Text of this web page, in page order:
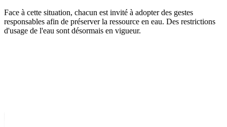
Face à cette situation, chacun est invité à adopter des gestes
responsables afin de préserver la ressource en eau. Des restrictions
d'usage de l'eau sont désormais en vigueur.